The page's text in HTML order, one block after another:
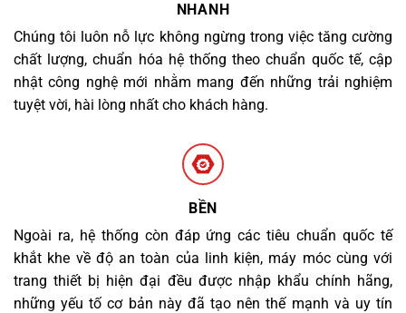
NHANH
Chúng tôi luôn nỗ lực không ngừng trong việc tăng cường
chất lượng, chuẩn hóa hệ thống theo chuẩn quốc tế, cập
nhật công nghệ mới nhằm mang đến những trải nghiệm
tuyệt vời, hài lòng nhất cho khách hàng.
BỀN
Ngoài ra, hệ thống còn đáp ứng các tiêu chuẩn quốc tế
khắt khe về độ an toàn của linh kiện, máy móc cùng với
trang thiết bị hiện đại đều được nhập khẩu chính hãng,
những yếu tố cơ bản này đã tạo nên thế mạnh và uy tín